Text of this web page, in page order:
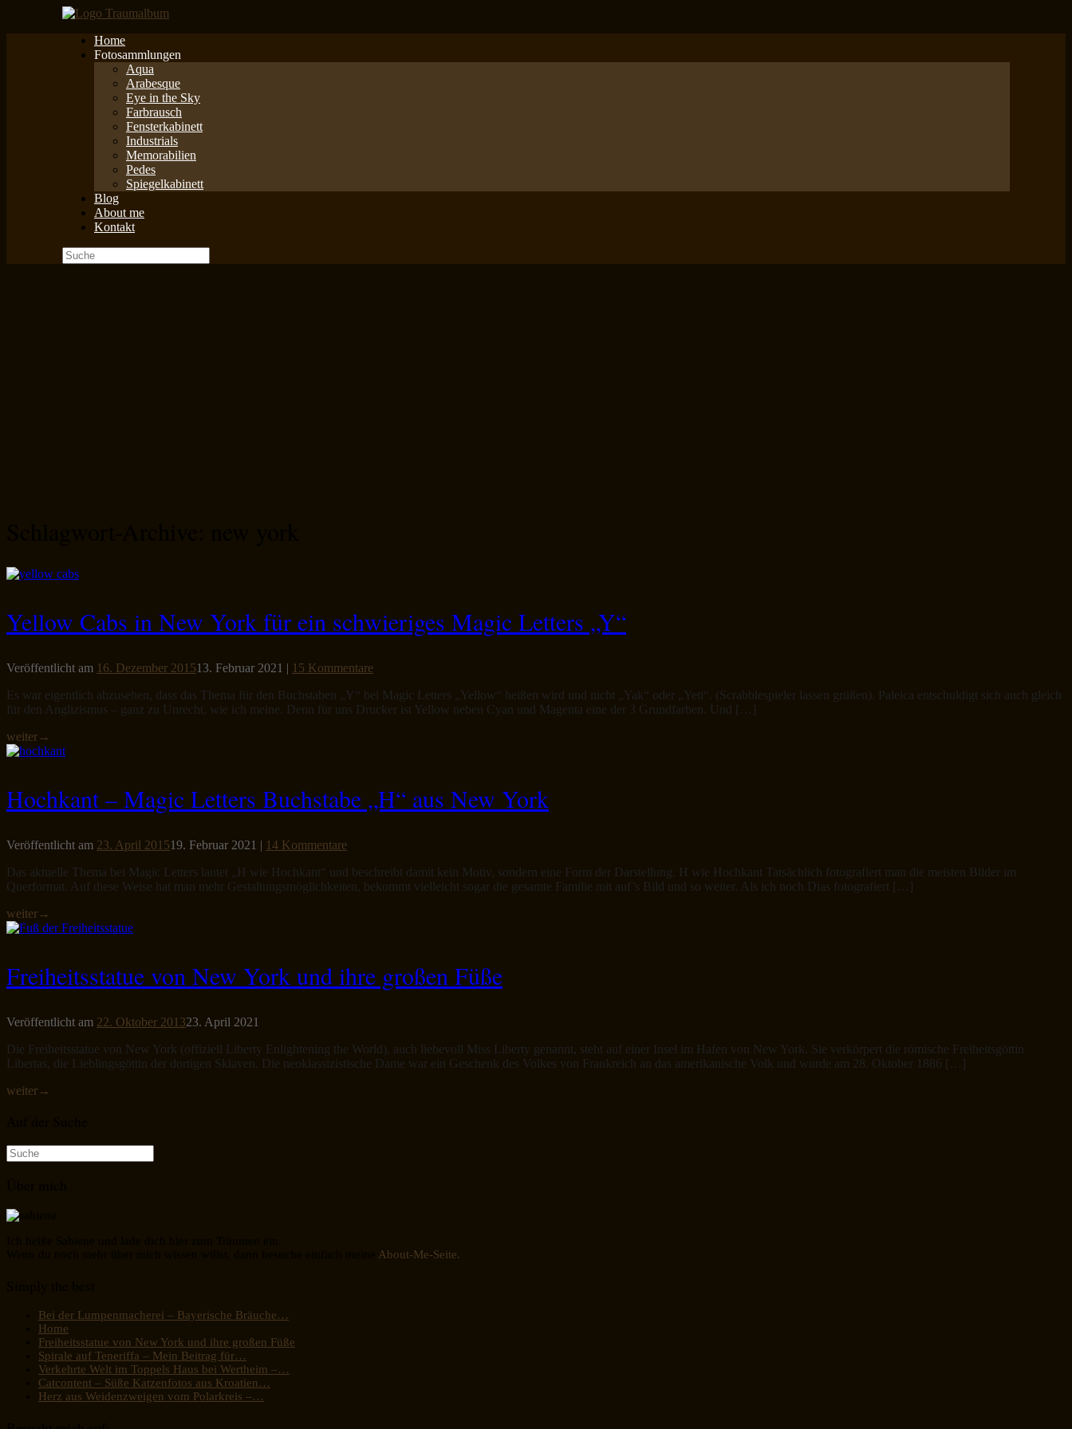
Home
Fotosammlungen
Aqua
Arabesque
Eye in the Sky
Farbrausch
Fensterkabinett
Industrials
Memorabilien
Pedes
Spiegelkabinett
Blog
About me
Kontakt
Suche
nach:
Yellow Cabs in New York für ein schwieriges Magic Letters „Y“
Veröffentlicht am 16. Dezember 201513. Februar 2021 | 15 Kommentare
Es war eigentlich abzusehen, dass das Thema für den Buchstaben „Y“ bei Magic Letters „Yellow“ heißen wird und nicht „Yak“ oder „Yeti“. (Scrabblespieler lassen grüßen). Paleica entschuldigt sich auch gleich
für den Anglizismus – ganz zu Unrecht, wie ich meine. Denn für uns Drucker ist Yellow neben Cyan und Magenta eine der 3 Grundfarben. Und […]
weiter→
Hochkant – Magic Letters Buchstabe „H“ aus New York
Veröffentlicht am 23. April 201519. Februar 2021 | 14 Kommentare
Das aktuelle Thema bei Magic Letters lautet „H wie Hochkant“ und beschreibt damit kein Motiv, sondern eine Form der Darstellung. H wie Hochkant Tatsächlich fotografiert man die meisten Bilder im
Querformat. Auf diese Weise hat man mehr Gestaltungsmöglichkeiten, bekommt vielleicht sogar die gesamte Familie mit auf’s Bild und so weiter. Als ich noch Dias fotografiert […]
weiter→
Freiheitsstatue von New York und ihre großen Füße
Veröffentlicht am 22. Oktober 201323. April 2021
Die Freiheitsstatue von New York (offiziell Liberty Enlightening the World), auch liebevoll Miss Liberty genannt, steht auf einer Insel im Hafen von New York. Sie verkörpert die römische Freiheitsgöttin
Libertas, die Lieblingsgöttin der dortigen Sklaven. Die neoklassizistische Dame war ein Geschenk des Volkes von Frankreich an das amerikanische Volk und wurde am 28. Oktober 1886 […]
weiter→
Suche
nach:
About-Me-Seite.
Bei der Lumpenmacherei – Bayerische Bräuche…
Home
Freiheitsstatue von New York und ihre großen Füße
Spirale auf Teneriffa – Mein Beitrag für…
Verkehrte Welt im Toppels Haus bei Wertheim –…
Catcontent – Süße Katzenfotos aus Kroatien…
Herz aus Weidenzweigen vom Polarkreis –…